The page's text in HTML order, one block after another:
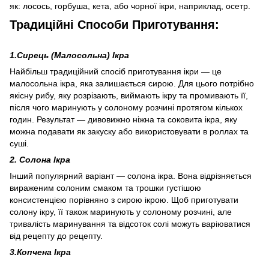
як: лосось, горбуша, кета, або чорної ікри, наприклад, осетр.
Традиційні Способи Приготування:
1.Сирець (Малосольна) Ікра
Найбільш традиційний спосіб приготування ікри — це
малосольна ікра, яка залишається сирою. Для цього потрібно
якісну рибу, яку розрізають, виймають ікру та промивають її,
після чого маринують у солоному розчині протягом кількох
годин. Результат — дивовижно ніжна та соковита ікра, яку
можна подавати як закуску або використовувати в роллах та
суші.
2. Солона Ікра
Інший популярний варіант — солона ікра. Вона відрізняється
вираженим солоним смаком та трошки густішою
консистенцією порівняно з сирою ікрою. Щоб приготувати
солону ікру, її також маринують у солоному розчині, але
тривалість маринування та відсоток солі можуть варіюватися
від рецепту до рецепту.
3.Копчена Ікра